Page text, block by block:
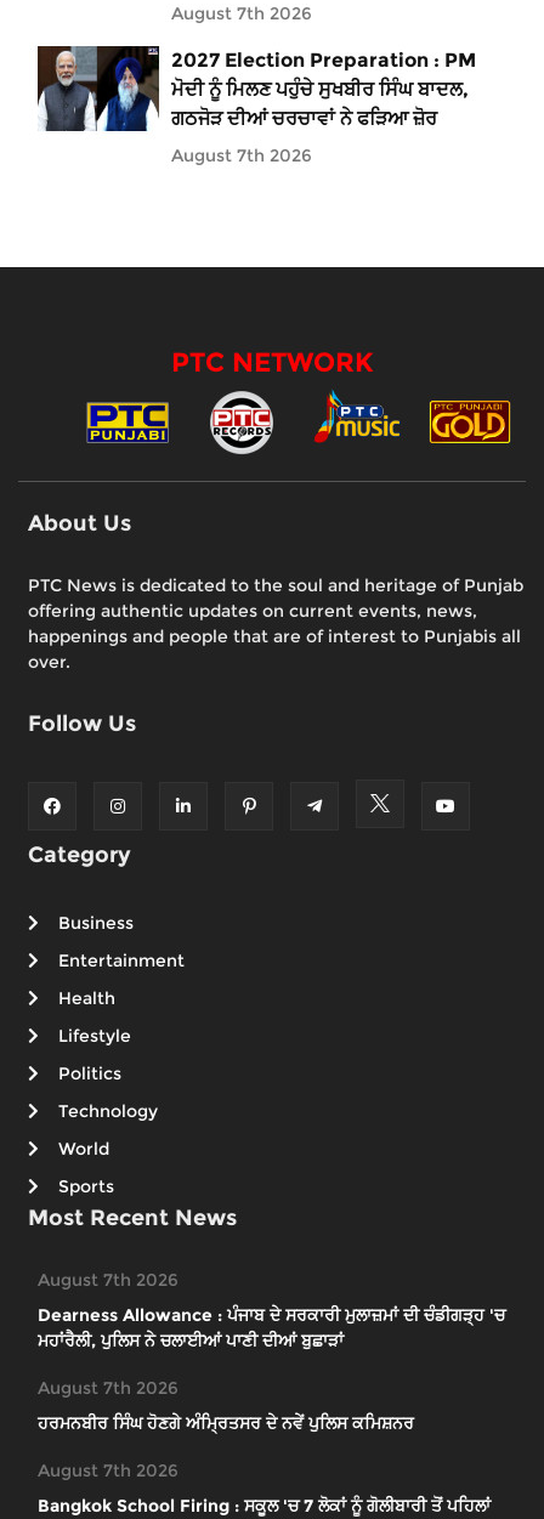
August 7th 2026
2027 Election Preparation : PM
ਮੋਦੀ ਨੂੰ ਮਿਲਣ ਪਹੁੰਚੇ ਸੁਖਬੀਰ ਸਿੰਘ ਬਾਦਲ,
ਗਠਜੋੜ ਦੀਆਂ ਚਰਚਾਵਾਂ ਨੇ ਫੜਿਆ ਜ਼ੋਰ
August 7th 2026
PTC NETWORK
About Us
PTC News is dedicated to the soul and heritage of Punjab
offering authentic updates on current events, news,
happenings and people that are of interest to Punjabis all
over.
Follow Us
Category
Business
Entertainment
Health
Lifestyle
Politics
Technology
World
Sports
Most Recent News
August 7th 2026
Dearness Allowance : ਪੰਜਾਬ ਦੇ ਸਰਕਾਰੀ ਮੁਲਾਜ਼ਮਾਂ ਦੀ ਚੰਡੀਗੜ੍ਹ 'ਚ
ਮਹਾਂਰੈਲੀ, ਪੁਲਿਸ ਨੇ ਚਲਾਈਆਂ ਪਾਣੀ ਦੀਆਂ ਬੁਛਾੜਾਂ
August 7th 2026
ਹਰਮਨਬੀਰ ਸਿੰਘ ਹੋਣਗੇ ਅੰਮ੍ਰਿਤਸਰ ਦੇ ਨਵੇਂ ਪੁਲਿਸ ਕਮਿਸ਼ਨਰ
August 7th 2026
Bangkok School Firing : ਸਕੂਲ 'ਚ 7 ਲੋਕਾਂ ਨੂੰ ਗੋਲੀਬਾਰੀ ਤੋਂ ਪਹਿਲਾਂ